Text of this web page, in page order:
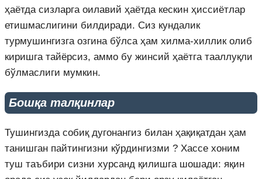
ҳаётда сизларга оилавий ҳаётда кескин ҳиссиётлар
етишмаслигини билдиради. Сиз кундалик
турмушингизга озгина бўлса ҳам хилма-хиллик олиб
киришга тайёрсиз, аммо бу жинсий ҳаётга тааллуқли
бўлмаслиги мумкин.
Бошқа талқинлар
Тушингизда собиқ дугонангиз билан ҳақиқатдан ҳам
танишган пайтингизни кўрдингизми ? Хассе хоним
туш таъбири сизни хурсанд қилишга шошади: яқин